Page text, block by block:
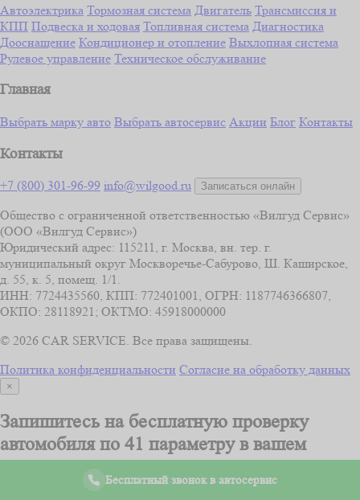
Автоэлектрика Тормозная система Двигатель Трансмиссия и
КПП Подвеска и ходовая Топливная система Диагностика
Дооснащение Кондиционер и отопление Выхлопная система
Рулевое управление Техническое обслуживание
Главная
Выбрать марку авто Выбрать автосервис Акции Блог Контакты
Контакты
+7 (800) 301-96-99 info@wilgood.ru Записаться онлайн
Общество с ограниченной ответственностью «Вилгуд Сервис»
(ООО «Вилгуд Сервис»)
Юридический адрес: 115211, г. Москва, вн. тер. г.
муниципальный округ Москворечье-Сабурово, Ш. Каширское,
д. 55, к. 5, помещ. 1/1.
ИНН: 7724435560, КПП: 772401001, ОГРН: 1187746366807,
ОКПО: 28118921; ОКТМО: 45918000000
© 2026 CAR SERVICE. Все права защищены.
Политика конфиденциальности Согласие на обработку данных
×
Запишитесь на бесплатную проверку
автомобиляпо 41 параметрув вашем
городе
Бесплатный звонок в автосервис